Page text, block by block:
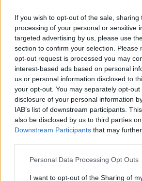
If you wish to opt-out of the sale, sharing
processing of your personal or sensitive
targeted advertising by us, please use
section to confirm your selection. Please
opt-out request is processed you may
interest-based ads based on personal
us or personal information disclosed to
your opt-out. You may separately opt-
disclosure of your personal information
IAB’s list of downstream participants.
also be disclosed by us to third parties
Downstream Participants that may
Please note that this website/app uses
not limited to your visit or usage
Personal Data Processing Opt Outs
I want to opt-out of the Sharing of
μετά τη δίκη με τη
Σίσσυ Χρηστίδου
ΔΙΑΦΗΜΙΣΗ